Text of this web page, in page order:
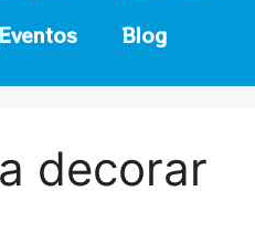
Blog
decorar